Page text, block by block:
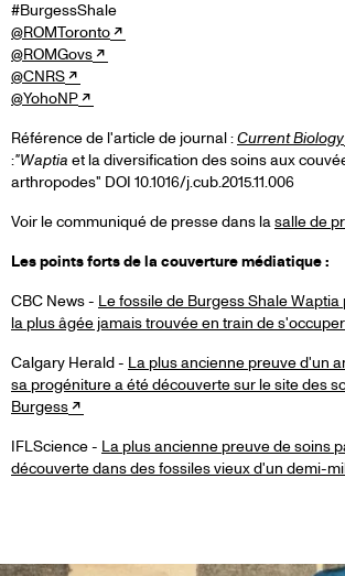
#BurgessShale
@ROMToronto
@ROMGovs
@CNRS
@YohoNP
Référence de l'article de journal :Current Biology
:"Waptia et la diversification des soins aux
arthropodes" DOI 10.1016/j.cub.2015.11.006
Voir le communiqué de presse dans lasalle de
Les points forts de la couverture médiatique :
CBC News - Le fossile de Burgess Shale
la plus âgée jamais trouvée en train de
Calgary Herald - La plus ancienne preuve d'un
sa progéniture a été découverte sur le site des
Burgess
IFLScience - La plus ancienne preuve de soins
découverte dans des fossiles vieux d'un demi-